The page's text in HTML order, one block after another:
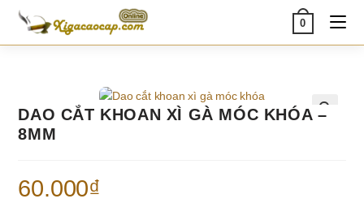
Skip
content
0
DAO CẮT KHOAN XÌ GÀ MÓC KHÓA –
8MM
60.000₫